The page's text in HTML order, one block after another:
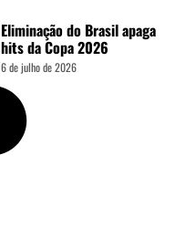
Eliminação do Brasil apaga
hits da Copa 2026
6 de julho de 2026